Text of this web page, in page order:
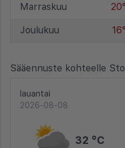
Marraskuu
Joulukuu
Sääennuste kohteelle
lauantai
2026-08-08
32 °C